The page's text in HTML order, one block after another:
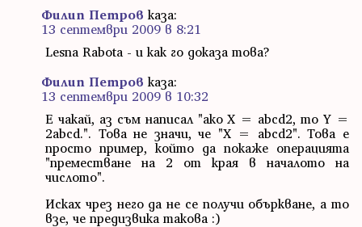
Филип Петров каза:
13 септември 2009 в 8:21
Lesna Rabota - и как го доказа това?
Филип Петров каза:
13 септември 2009 в 10:32
Е чакай, аз съм написал "ако X = abcd2, то Y =
2abcd.". Това не значи, че "X = abcd2". Това е
просто пример, който да покаже операцията
"преместване на 2 от края в началото на
числото".
Исках чрез него да не се получи объркване, а то
взе, че предизвика такова :)